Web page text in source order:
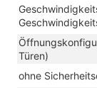
Türen)
ohne